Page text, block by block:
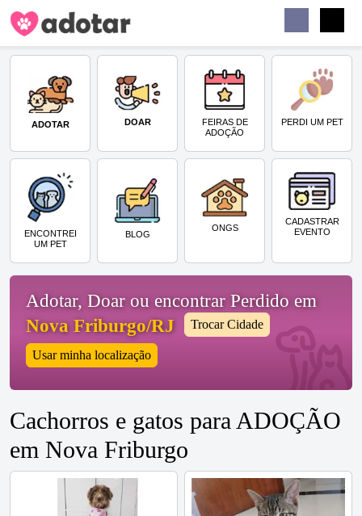
ADOTAR DOAR
FEIRAS DE
ADOÇÃO
PERDI UM PET
ENCONTREI
UM PET
BLOG
ONGS
CADASTRAR
EVENTO
Adotar, Doar ou encontrar Perdido em
Nova Friburgo/RJ
Trocar Cidade
Usar minha localização
Cachorros e gatos para ADOÇÃO
em Nova Friburgo